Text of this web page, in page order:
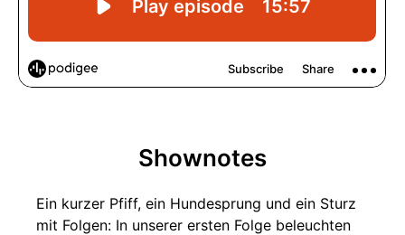
Shownotes
Ein kurzer Pfiff, ein Hundesprung und ein Sturz
mit Folgen: In unserer ersten Folge beleuchten